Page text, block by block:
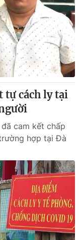
tự cách ly tại
cam kết chấp
hợp tại Đà